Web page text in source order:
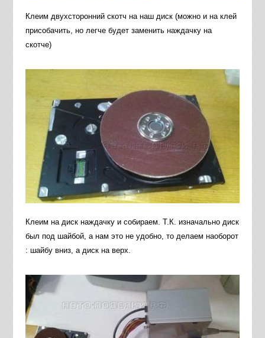
Клеим двухсторонний скотч на наш диск (можно и на клей
присобачить, но легче будет заменить наждачку на
скотче)
Клеим на диск наждачку и собираем. Т.К. изначально диск
был под шайбой, а нам это не удобно, то делаем наоборот
: шайбу вниз, а диск на верх.